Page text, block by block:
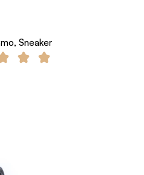
Sneaker